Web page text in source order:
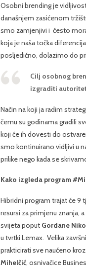
Osobni brending je
današnjem zasićenom
smo zamjenjivi i često
koja je naša točka
posljedično, dolazimo do
Cilj osobnog
izgraditi
Način na koji ja radim
čemu su godinama gradili
koji će ih dovesti do
smo kontinuirano vidljivi u
prilike nego kada se
Kako izgleda program
Hibridni program trajat će 9
resursi za primjenu znanja,
svijeta poput Gordane
u tvrtki Lemax. Velika
prakticirati sve naučeno
Mihelčić, osnivačice